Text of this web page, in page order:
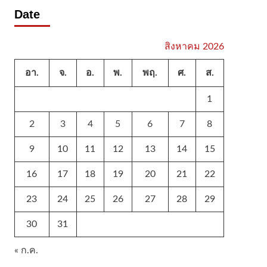
Date
สิงหาคม 2026
อา. จ. อ. พ. พฤ. ศ. ส.
1
2 3 4 5 6 7 8
9 10 11 12 13 14 15
16 17 18 19 20 21 22
23 24 25 26 27 28 29
30 31
« ก.ค.